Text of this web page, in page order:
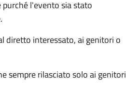
l'evento sia stato
diretto interessato, ai genitori o
sempre rilasciato solo ai genitori